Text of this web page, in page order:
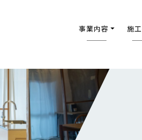
事業内容 施